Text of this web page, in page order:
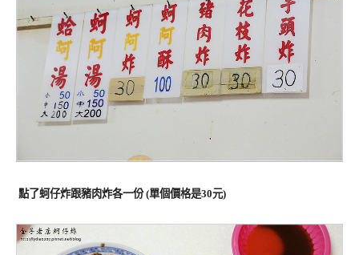
點了蚵仔炸跟豬肉炸各一份 (單個價格是30元)